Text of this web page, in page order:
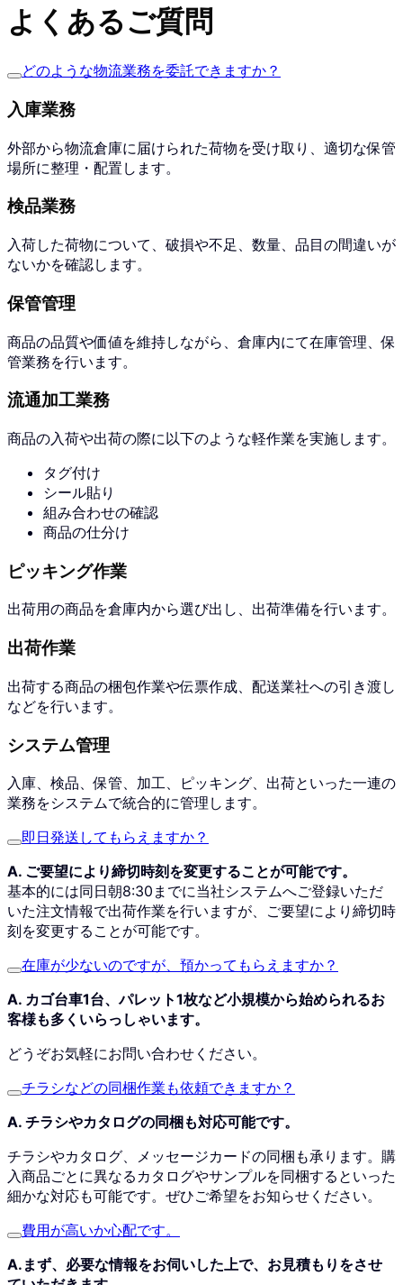
よくあるご質問
どのような物流業務を委託できますか？
入庫業務
外部から物流倉庫に届けられた荷物を受け取り、適切な保管
場所に整理・配置します。
検品業務
入荷した荷物について、破損や不足、数量、品目の間違いが
ないかを確認します。
保管管理
商品の品質や価値を維持しながら、倉庫内にて在庫管理、保
管業務を行います。
流通加工業務
商品の入荷や出荷の際に以下のような軽作業を実施します。
タグ付け
シール貼り
組み合わせの確認
商品の仕分け
ピッキング作業
出荷用の商品を倉庫内から選び出し、出荷準備を行います。
出荷作業
出荷する商品の梱包作業や伝票作成、配送業社への引き渡し
などを行います。
システム管理
入庫、検品、保管、加工、ピッキング、出荷といった一連の
業務をシステムで統合的に管理します。
即日発送してもらえますか？
A. ご要望により締切時刻を変更することが可能です。
基本的には同日朝8:30までに当社システムへご登録いただ
いた注文情報で出荷作業を行いますが、ご要望により締切時
刻を変更することが可能です。
在庫が少ないのですが、預かってもらえますか？
A. カゴ台車1台、パレット1枚など小規模から始められるお
客様も多くいらっしゃいます。
どうぞお気軽にお問い合わせください。
チラシなどの同梱作業も依頼できますか？
A. チラシやカタログの同梱も対応可能です。
チラシやカタログ、メッセージカードの同梱も承ります。購
入商品ごとに異なるカタログやサンプルを同梱するといった
細かな対応も可能です。ぜひご希望をお知らせください。
費用が高いか心配です。
A.まず、必要な情報をお伺いした上で、お見積もりをさせ